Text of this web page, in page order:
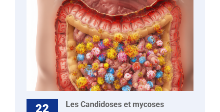
22
Les Candidoses et mycoses